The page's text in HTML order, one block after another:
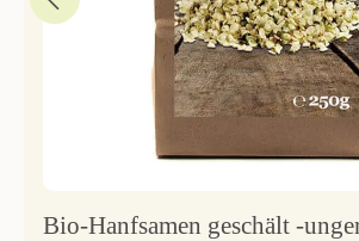
Bio-Hanfsamen geschält -